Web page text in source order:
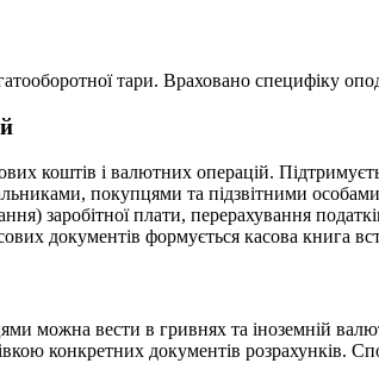
тари. Враховано специфіку
коштів і валютних операцій.
покупцями та підзвітними
заробітної плати, перерахування
документів формується касова книга
можна вести в гривнях та іноземній
конкретних документів розрахунків.